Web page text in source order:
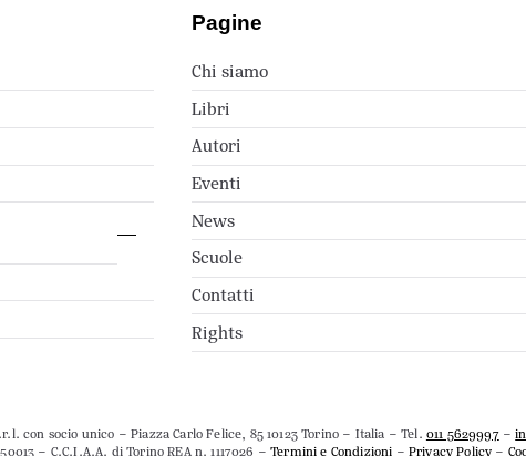
Pagine
Chi siamo
Libri
Autori
Eventi
News
Scuole
Contatti
Rights
con socio unico – Piazza Carlo Felice, 85 10123 Torino – Italia – Tel. 011 5629997–
– C.C.I.A.A. di Torino REA n. 1117026 –Termini e Condizioni – Privacy Policy –